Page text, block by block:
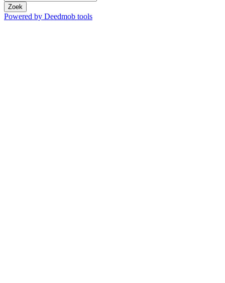
Zoek
Powered by Deedmob tools